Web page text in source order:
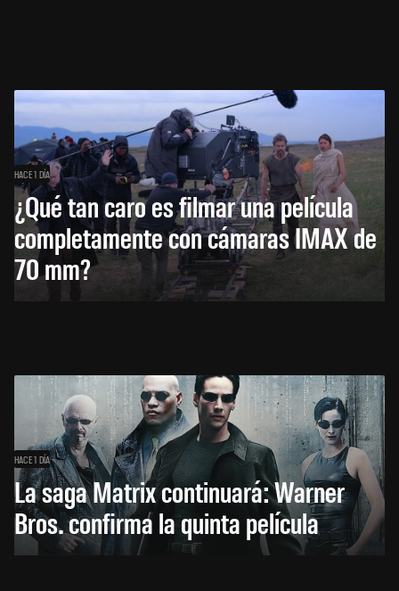
HACE 1 DÍA
¿Qué tan caro es filmar una película
completamente con cámaras IMAX de
70 mm?
HACE 1 DÍA
La saga Matrix continuará: Warner
Bros. confirma la quinta película